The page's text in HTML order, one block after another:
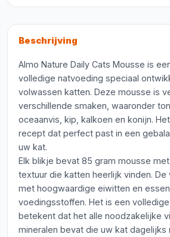
Beschrijving
Almo Nature Daily Cats Mousse is
volledige natvoeding speciaal
volwassen katten. Deze mousse is
verschillende smaken, waaronder
oceaanvis, kip, kalkoen en konijn.
recept dat perfect past in een
uw kat.
Elk blikje bevat 85 gram mousse
textuur die katten heerlijk vinden.
met hoogwaardige eiwitten en
voedingsstoffen. Het is een
betekent dat het alle noodzakelijke
mineralen bevat die uw kat dagelijks